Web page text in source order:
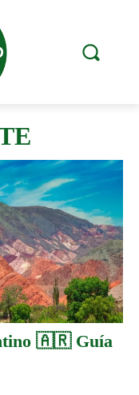
🇦🇷 Guía